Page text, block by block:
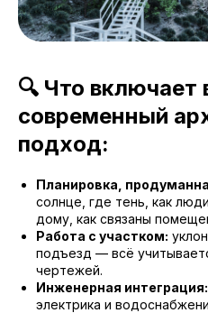
🔍 Что включает
современный
подход:
Планировка,
солнце, где тень, как
дому, как связаны
Работа с участком:
подъезд — всё
чертежей.
Инженерная интеграция:
электрика и